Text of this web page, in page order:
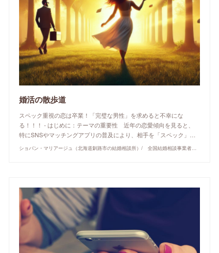
婚活の散歩道
スペック重視の恋は卒業！「完璧な男性」を求めると不幸にな
る！！！ - はじめに：テーマの重要性 近年の恋愛傾向を見ると、
特にSNSやマッチングアプリの普及により、相手を「スペック」…
ショパン・マリアージュ（北海道釧路市の結婚相談所）/ 全国結婚相談事業者連盟正規加盟店 / cherry-piano.com